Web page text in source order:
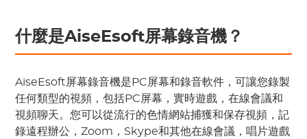
什麼是AiseEsoft屏幕錄音機？
AiseEsoft屏幕錄音機是PC屏幕和錄音軟件，可讓您錄製
任何類型的視頻，包括PC屏幕，實時遊戲，在線會議和
視頻聊天。您可以從流行的色情網站捕獲和保存視頻，記
錄遠程辦公，Zoom，Skype和其他在線會議，唱片遊戲